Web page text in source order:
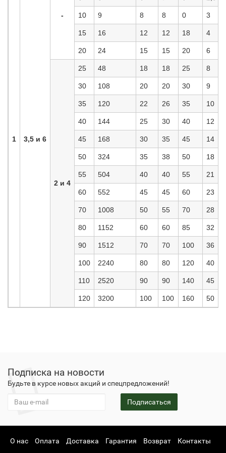
1 3,5 и 6
- 10 9 8 8 0 3
15 16 12 12 18 4
20 24 15 15 20 6
2 и 4
25 48 18 18 25 8
30 108 20 20 30 9
35 120 22 26 35 10
40 144 25 30 40 12
45 168 30 35 45 14
50 324 35 38 50 18
55 504 40 40 55 21
60 552 45 45 60 23
70 1008 50 55 70 28
80 1152 60 60 85 32
90 1512 70 70 100 36
100 2240 80 80 120 40
110 2520 90 90 140 45
120 3200 100 100 160 50
Подписка на новости
Будьте в курсе новых акций и спецпредложений!
Подписаться
О нас Оплата Доставка Гарантия Возврат Контакты